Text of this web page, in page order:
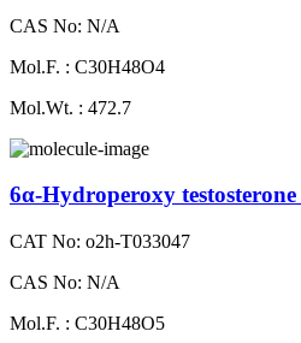
CAS No: N/A
Mol.F. : C30H48O4
Mol.Wt. : 472.7
6α-Hydroperoxy
CAT No: o2h-T033047
CAS No: N/A
Mol.F. : C30H48O5